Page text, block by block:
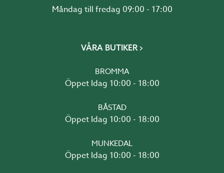
Måndag till fredag 09:00 - 17:00
VÅRA BUTIKER
BROMMA
Öppet Idag 10:00 - 18:00
BÅSTAD
Öppet Idag 10:00 - 18:00
MUNKEDAL
Öppet Idag 10:00 - 18:00